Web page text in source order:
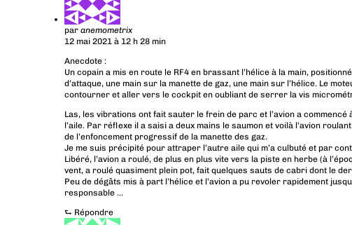
par anemometrix
12 mai 2021 à 12 h 28 min
Anecdote :
Un copain a mis en route le RF4 en brassant l’hélice à la main,
d’attaque, une main sur la manette de gaz, une main sur l’hélice. Le
contourner et aller vers le cockpit en oubliant de serrer la vis
Las, les vibrations ont fait sauter le frein de parc et l’avion a
l’aile. Par réflexe il a saisi a deux mains le saumon et voilà l’avion
de l’enfoncement progressif de la manette des gaz.
Je me suis précipité pour attraper l’autre aile qui m’a culbuté et par
Libéré, l’avion a roulé, de plus en plus vite vers la piste en herbe (à
vent, a roulé quasiment plein pot, fait quelques sauts de cabri dont le
Peu de dégâts mis à part l’hélice et l’avion a pu revoler rapidement
responsable …
⮑ Répondre